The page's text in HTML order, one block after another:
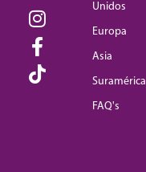
Unidos
Europa
Asia
Suramérica
FAQ's